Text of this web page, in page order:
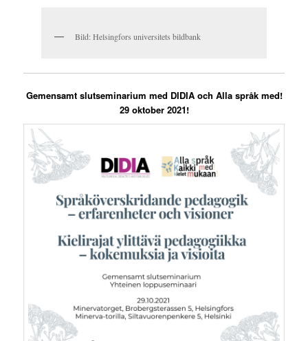
Bild: Helsingfors universitets bildbank
Gemensamt slutseminarium med DIDIA och Alla språk med!
29 oktober 2021!